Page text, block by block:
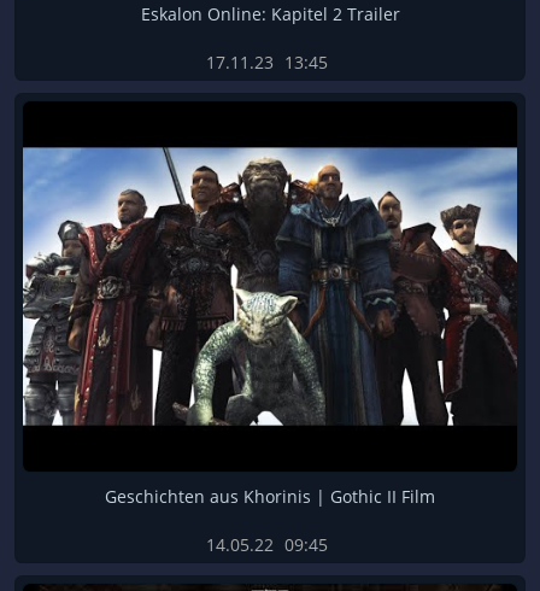
Eskalon Online: Kapitel 2 Trailer
17.11.23 13:45
Geschichten aus Khorinis | Gothic II Film
14.05.22 09:45